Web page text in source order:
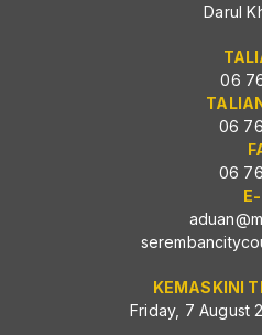
Darul
06
06
06
KEMASKINI
Friday, 7 August